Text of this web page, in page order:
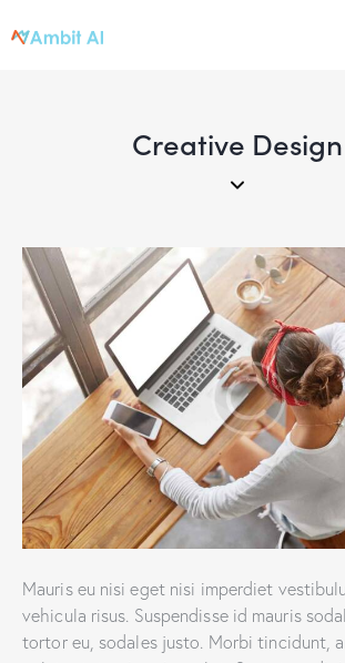
Creative Design
Mauris eu nisi eget nisi imperdiet
vehicula risus. Suspendisse id mauris
tortor eu, sodales justo. Morbi tincidunt,